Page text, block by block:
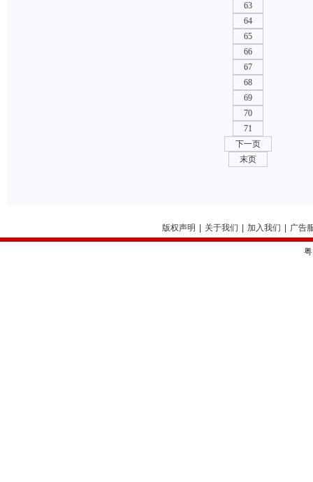
63
64
65
66
67
68
69
70
71
下一页
末页
版权声明 关于我们 加入我们 广告